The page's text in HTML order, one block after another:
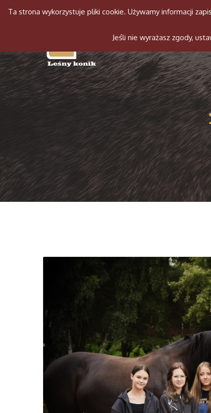
Ta strona wykorzystuje pliki cookie. Używamy informacji
Jeśli nie wyrażasz zgody,